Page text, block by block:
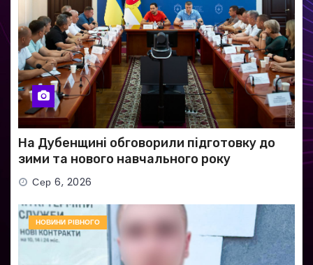
На Дубенщині обговорили підготовку до
зими та нового навчального року
Сер 6, 2026
НОВИНИ РІВНОГО